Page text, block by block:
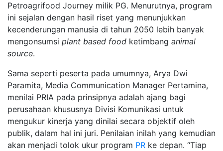
Petroagrifood Journey milik PG. Menurutnya, program
ini sejalan dengan hasil riset yang menunjukkan
kecenderungan manusia di tahun 2050 lebih banyak
mengonsumsi plant based food ketimbang animal
source.
Sama seperti peserta pada umumnya, Arya Dwi
Paramita, Media Communication Manager Pertamina,
menilai PRIA pada prinsipnya adalah ajang bagi
perusahaan khususnya Divisi Komunikasi untuk
mengukur kinerja yang dinilai secara objektif oleh
publik, dalam hal ini juri. Penilaian inilah yang kemudian
akan menjadi tolok ukur program PR ke depan. “Tiap